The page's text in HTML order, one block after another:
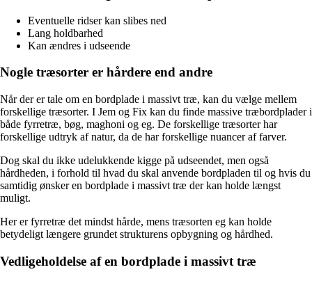
Eventuelle ridser kan slibes ned
Lang holdbarhed
Kan ændres i udseende
Nogle træsorter er hårdere end andre
Når der er tale om en bordplade i massivt træ, kan du vælge mellem
forskellige træsorter. I Jem og Fix kan du finde massive træbordplader i
både fyrretræ, bøg, maghoni og eg. De forskellige træsorter har
forskellige udtryk af natur, da de har forskellige nuancer af farver.
Dog skal du ikke udelukkende kigge på udseendet, men også
hårdheden, i forhold til hvad du skal anvende bordpladen til og hvis du
samtidig ønsker en bordplade i massivt træ der kan holde længst
muligt.
Her er fyrretræ det mindst hårde, mens træsorten eg kan holde
betydeligt længere grundet strukturens opbygning og hårdhed.
Vedligeholdelse af en bordplade i massivt træ